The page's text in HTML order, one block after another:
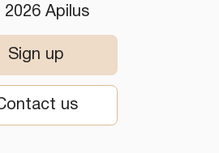
Apilus
Sign up
us